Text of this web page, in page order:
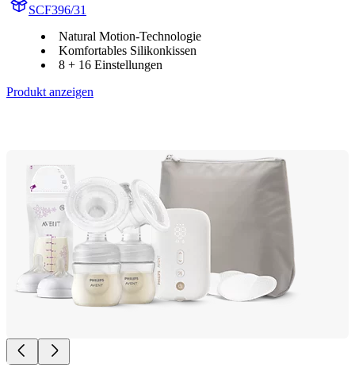
SCF396/31
Natural Motion-Technologie
Komfortables Silikonkissen
8 + 16 Einstellungen
Produkt anzeigen